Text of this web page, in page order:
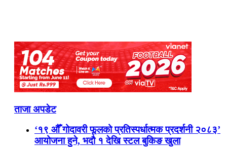
ताजा अपडेट
‘१९ औँ गोदावरी फूलको प्रतिस्पर्धात्मक प्रदर्शनी २०८३’
आयोजना हुने, भदौ १ देखि स्टल बुकिङ खुला